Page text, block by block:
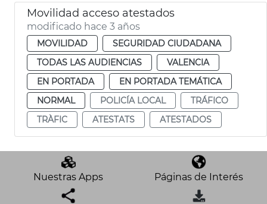
Movilidad acceso atestados
modificado hace 3 años
MOVILIDAD
SEGURIDAD CIUDADANA
TODAS LAS AUDIENCIAS
VALENCIA
EN PORTADA
EN PORTADA TEMÁTICA
NORMAL
POLICÍA LOCAL
TRÁFICO
TRÀFIC
ATESTATS ATESTADOS
Nuestras Apps Páginas de Interés